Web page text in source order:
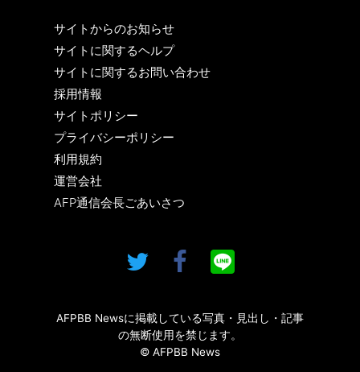
サイトからのお知らせ
サイトに関するヘルプ
サイトに関するお問い合わせ
採用情報
サイトポリシー
プライバシーポリシー
利用規約
運営会社
AFP通信会長ごあいさつ
AFPBB Newsに掲載している写真・見出し・記事
の無断使用を禁じます。
© AFPBB News